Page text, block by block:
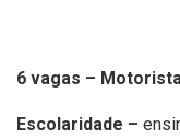
6 vagas –
Escolaridade –